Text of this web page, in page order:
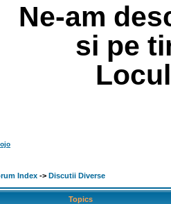
Ne-am
si pe
Index -> Discutii Diverse
Topics